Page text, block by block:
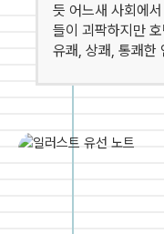
듯 어느새 사회에
들이 괴팍하지만
유쾌, 상쾌, 통쾌한